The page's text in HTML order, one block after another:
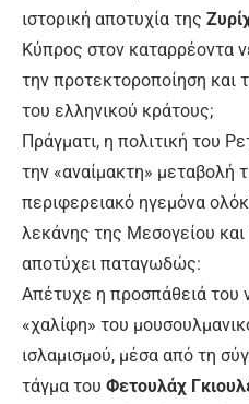
ιστορική αποτυχία της
Κύπρος στον καταρρέοντα
την προτεκτοροποίηση και
του ελληνικού κράτους;
Πράγματι, η πολιτική του
την «αναίμακτη» μεταβολή
περιφερειακό ηγεμόνα
λεκάνης της Μεσογείου
αποτύχει παταγωδώς:
Απέτυχε η προσπάθειά του
«χαλίφη» του
ισλαμισμού, μέσα από τη
τάγμα του Φετουλάχ